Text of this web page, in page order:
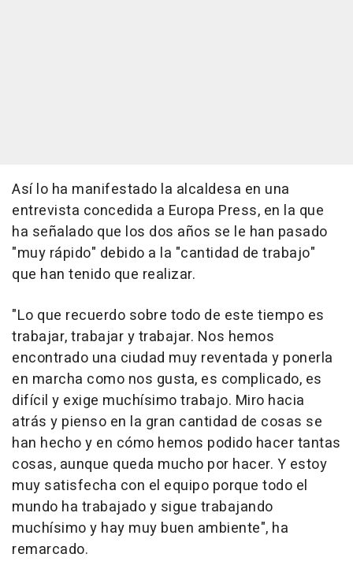
Así lo ha manifestado la alcaldesa en una
entrevista concedida a Europa Press, en la que
ha señalado que los dos años se le han pasado
"muy rápido" debido a la "cantidad de trabajo"
que han tenido que realizar.
"Lo que recuerdo sobre todo de este tiempo es
trabajar, trabajar y trabajar. Nos hemos
encontrado una ciudad muy reventada y ponerla
en marcha como nos gusta, es complicado, es
difícil y exige muchísimo trabajo. Miro hacia
atrás y pienso en la gran cantidad de cosas se
han hecho y en cómo hemos podido hacer tantas
cosas, aunque queda mucho por hacer. Y estoy
muy satisfecha con el equipo porque todo el
mundo ha trabajado y sigue trabajando
muchísimo y hay muy buen ambiente", ha
remarcado.